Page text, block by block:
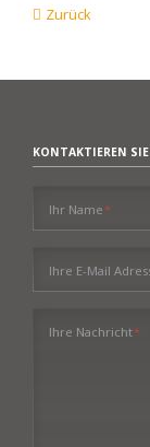
Zurück
KONTAKTIEREN
Pflichtfeld
Ihr Name*
Pflichtfeld
Ihre E-Mail
Pflichtfeld
Ihre Nachricht*